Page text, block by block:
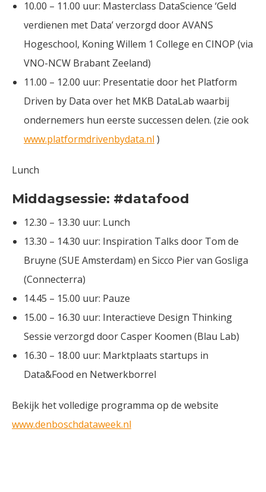
10.00 – 11.00 uur: Masterclass DataScience ‘Geld
verdienen met Data’ verzorgd door AVANS
Hogeschool, Koning Willem 1 College en CINOP (via
VNO-NCW Brabant Zeeland)
11.00 – 12.00 uur: Presentatie door het Platform
Driven by Data over het MKB DataLab waarbij
ondernemers hun eerste successen delen. (zie ook
www.platformdrivenbydata.nl )
Lunch
Middagsessie: #datafood
12.30 – 13.30 uur: Lunch
13.30 – 14.30 uur: Inspiration Talks door Tom de
Bruyne (SUE Amsterdam) en Sicco Pier van Gosliga
(Connecterra)
14.45 – 15.00 uur: Pauze
15.00 – 16.30 uur: Interactieve Design Thinking
Sessie verzorgd door Casper Koomen (Blau Lab)
16.30 – 18.00 uur: Marktplaats startups in
Data&Food en Netwerkborrel
Bekijk het volledige programma op de website
www.denboschdataweek.nl